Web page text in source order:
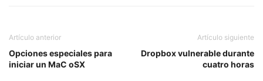
Artículo anterior
Opciones especiales para
iniciar un MaC oSX
Artículo siguiente
Dropbox vulnerable durante
cuatro horas